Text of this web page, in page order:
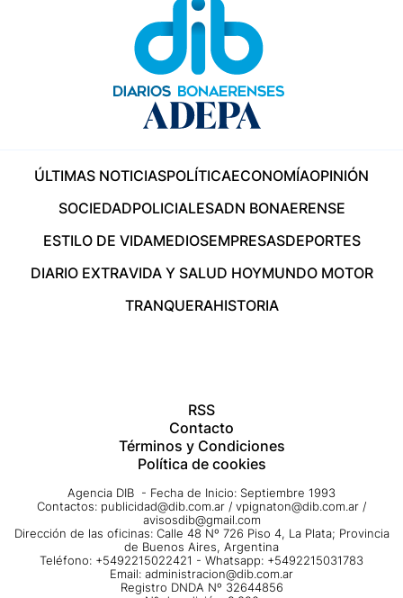
ÚLTIMAS NOTICIASPOLÍTICAECONOMÍAOPINIÓN
SOCIEDADPOLICIALESADN BONAERENSE
ESTILO DE VIDAMEDIOSEMPRESASDEPORTES
DIARIO EXTRAVIDA Y SALUD HOYMUNDO MOTOR
TRANQUERAHISTORIA
RSS
Contacto
Términos y Condiciones
Política de cookies
Agencia DIB - Fecha de Inicio: Septiembre 1993
Contactos: publicidad@dib.com.ar / vpignaton@dib.com.ar /
avisosdib@gmail.com
Dirección de las oficinas: Calle 48 Nº 726 Piso 4, La Plata; Provincia
de Buenos Aires, Argentina
Teléfono: +5492215022421 - Whatsapp: +5492215031783
Email: administracion@dib.com.ar
Registro DNDA Nº 32644856